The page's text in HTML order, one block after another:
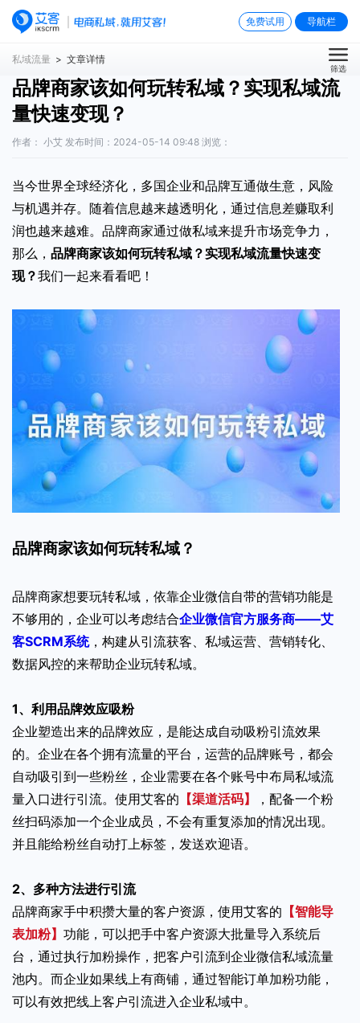
免费试用 导航栏
私域流量 > 文章详情
筛选
品牌商家该如何玩转私域？实现私域流
量快速变现？
作者： 小艾 发布时间：2024-05-14 09:48 浏览：
当今世界全球经济化，多国企业和品牌互通做生意，风险
与机遇并存。随着信息越来越透明化，通过信息差赚取利
润也越来越难。品牌商家通过做私域来提升市场竞争力，
那么， 品牌商家该如何玩转私域 ？实现私域流量快速变
现？我们一起来看看吧！
品牌商家该如何玩转私域？
品牌商家想要玩转私域，依靠企业微信自带的营销功能是
不够用的，企业可以考虑结合企业微信官方服务商——艾
客SCRM系统，构建从引流获客、私域运营、营销转化、
数据风控的来帮助企业玩转私域。
1、利用品牌效应吸粉
企业塑造出来的品牌效应，是能达成自动吸粉引流效果
的。企业在各个拥有流量的平台，运营的品牌账号，都会
自动吸引到一些粉丝，企业需要在各个账号中布局私域流
量入口进行引流。使用艾客的 【渠道活码】
，配备一个粉
丝扫码添加一个企业成员，不会有重复添加的情况出现。
并且能给粉丝自动打上标签，发送欢迎语。
2、多种方法进行引流
品牌商家手中积攒大量的客户资源，使用艾客的 【智能导
表加粉】 功能，可以把手中客户资源大批量导入系统后
台，通过执行加粉操作，把客户引流到企业微信私域流量
池内。而企业如果线上有商铺，通过智能订单加粉功能，
可以有效把线上客户引流进入企业私域中。